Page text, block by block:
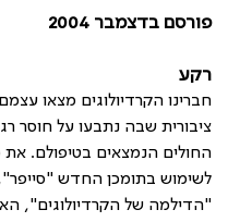
פורסם בדצמבר 2004
רקע
חברינו הקרדיולוגים מצאו
ציבורית שבה נתבעו על חוסר
החולים הנמצאים בטיפולם.
לשימוש בתומכן החדש "סייפר",